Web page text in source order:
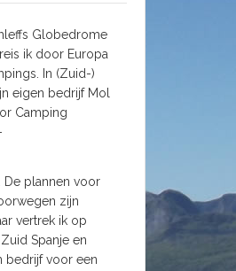
Globedrome
ik door Europa
In (Zuid-)
eigen bedrijf Mol
Camping
De plannen voor
zijn
vertrek ik op
Spanje en
bedrijf voor een